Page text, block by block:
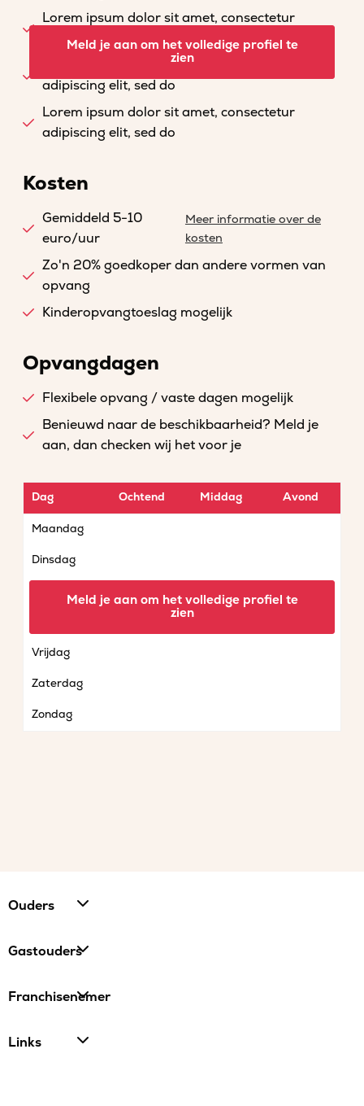
Lorem ipsum dolor sit amet, consectetur
adipiscing elit, sed do
Lorem ipsum dolor sit amet, consectetur
adipiscing elit, sed do
Lorem ipsum dolor sit amet, consectetur
adipiscing elit, sed do
Meld je aan om het volledige profiel te
zien
Kosten
Gemiddeld 5-10
euro/uur
Meer informatie over de
kosten
Zo'n 20% goedkoper dan andere vormen van
opvang
Kinderopvangtoeslag mogelijk
Opvangdagen
Flexibele opvang / vaste dagen mogelijk
Benieuwd naar de beschikbaarheid? Meld je
aan, dan checken wij het voor je
Dag Ochtend Middag Avond
Maandag
Dinsdag
Vrijdag
Zaterdag
Zondag
Meld je aan om het volledige profiel te
zien
Ouders
Gastouders
Franchisenemer
Links